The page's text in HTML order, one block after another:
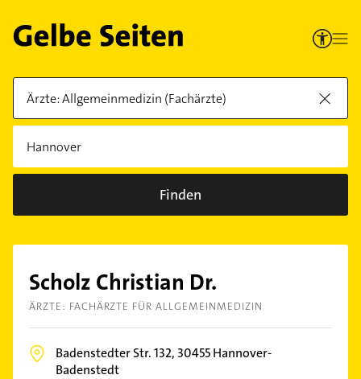
Finden
Scholz Christian Dr.
ÄRZTE: FACHÄRZTE FÜR ALLGEMEINMEDIZIN
Badenstedter Str. 132, 30455Hannover-
Badenstedt